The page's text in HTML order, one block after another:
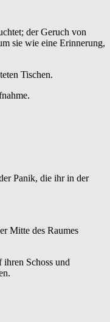
der Geruch von
sie wie eine Erinnerung,
Tischen.
Panik, die ihr in der
Mitte des Raumes
Schoss und